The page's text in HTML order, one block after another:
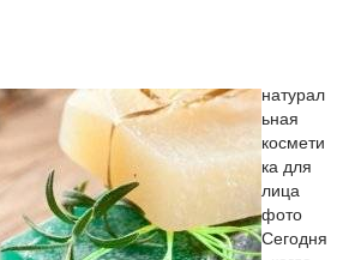
натурал
ьная
космети
ка для
лица
фото
Сегодня